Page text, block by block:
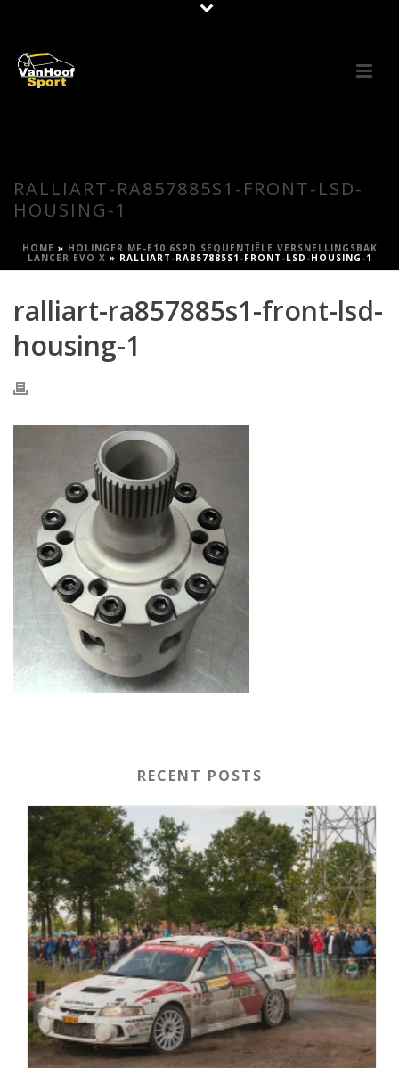
RALLIART-RA857885S1-FRONT-LSD-
HOUSING-1
HOME » HOLINGER MF-E10 6SPD SEQUENTIËLE VERSNELLINGSBAK
LANCER EVO X » RALLIART-RA857885S1-FRONT-LSD-HOUSING-1
ralliart-ra857885s1-front-lsd-
housing-1
RECENT POSTS